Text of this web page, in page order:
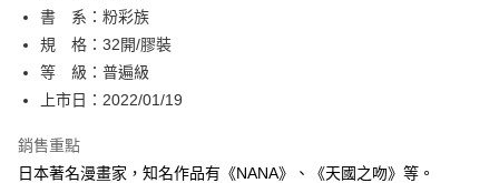
３．安心：先確認商品／服務後，再付款。
【「AFTEE先享後付」結帳流程】
１．於結帳方式選擇「AFTEE先享後付」後，將跳轉至「AFTEE先享後付」
結帳頁面，進行簡訊認證並確認金額後，即可完成結帳。
２．訂單成立數日內，您將收到繳費通知簡訊。
ATM／網路銀行／等多元方式進行付款，方視為交易完成。
※ 請注意：結帳手續完成當下不需立刻繳費，但若您需要取消訂單，請聯絡
全家取貨付款
每筆NT$80，滿NT$500(含以上)免運費
付款後全家取貨
書 系：粉彩族
規 格：32開/膠裝
等 級：普遍級
上市日：2022/01/19
銷售重點
日本著名漫畫家，知名作品有《NANA》、《天國之吻》等。